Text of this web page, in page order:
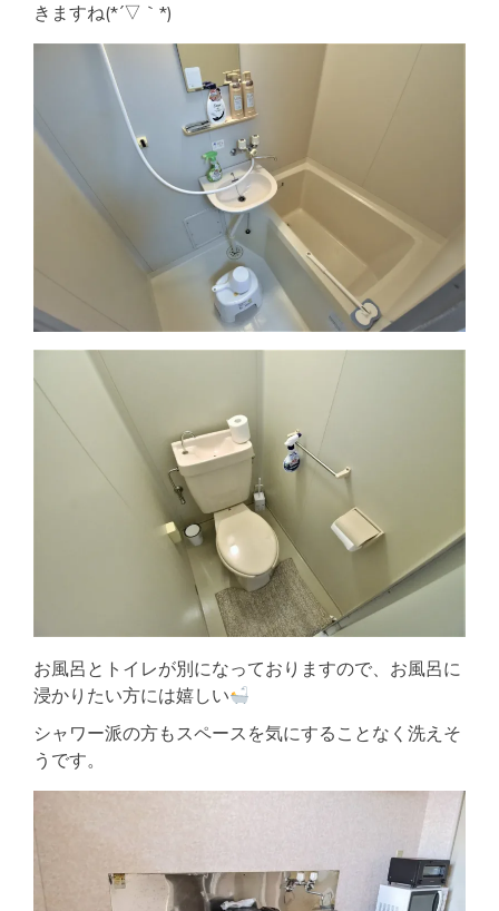
きますね(*´▽｀*)
お風呂とトイレが別になっておりますので、お風呂に
浸かりたい方には嬉しい
シャワー派の方もスペースを気にすることなく洗えそ
うです。